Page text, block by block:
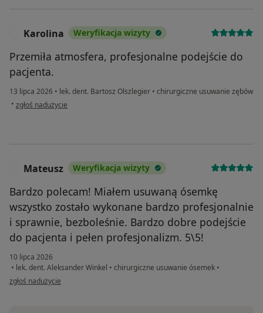
Karolina Weryfikacja wizyty
Przemiła atmosfera, profesjonalne podejście do
pacjenta.
13 lipca 2026 • lek. dent. Bartosz Olszlegier • chirurgiczne usuwanie zębów
• w opinii użytkownika Karolina
zgłoś nadużycie
Mateusz Weryfikacja wizyty
Bardzo polecam! Miałem usuwaną ósemkę
wszystko zostało wykonane bardzo profesjonalnie
i sprawnie, bezboleśnie. Bardzo dobre podejście
do pacjenta i pełen profesjonalizm. 5\5!
10 lipca 2026
• lek. dent. Aleksander Winkel • chirurgiczne usuwanie ósemek •
w opinii użytkownika Mateusz
zgłoś nadużycie